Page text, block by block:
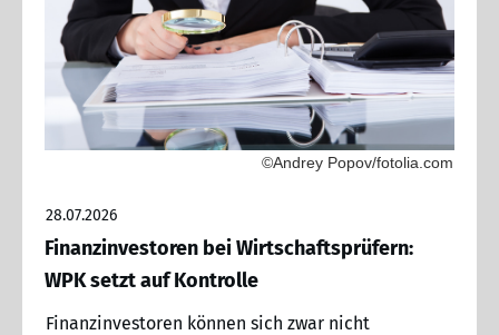
©Andrey Popov/fotolia.com
28.07.2026
Finanzinvestoren bei Wirtschaftsprüfern:
WPK setzt auf Kontrolle
Finanzinvestoren können sich zwar nicht